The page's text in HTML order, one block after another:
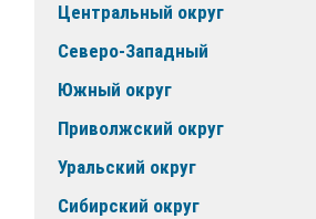
Центральный округ
Северо-Западный
Южный округ
Приволжский округ
Уральский округ
Сибирский округ